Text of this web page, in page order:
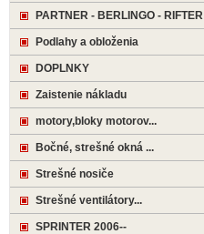
PARTNER - BERLINGO - RIFTER
Podlahy a obloženia
DOPLNKY
Zaistenie nákladu
motory,bloky motorov...
Bočné, strešné okná ...
Strešné nosiče
Strešné ventilátory...
SPRINTER 2006--